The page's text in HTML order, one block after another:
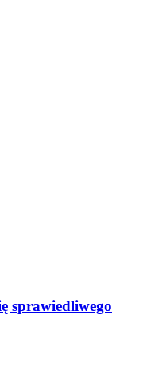
sprawiedliwego